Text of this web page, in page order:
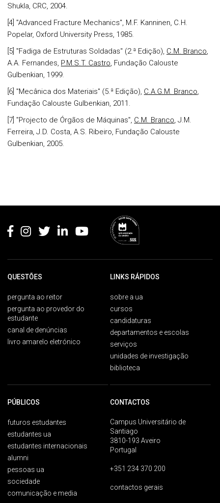
Shukla, CRC, 2004.
[4] "Advanced Fracture Mechanics", M.F. Kanninen, C.H.
Popelar, Oxford University Press, 1985.
[5] "Fadiga de Estruturas Soldadas" (2.ª Edição), C.M. Branco,
A.A. Fernandes, P.M.S.T. Castro, Fundação Calouste
Gulbenkian, 1999.
[6] "Mecânica dos Materiais" (5.ª Edição), C.A.G.M. Branco,
Fundação Calouste Gulbenkian, 2011.
[7] "Projecto de Órgãos de Máquinas", C.M. Branco, J.M.
Ferreira, J.D. Costa, A.S. Ribeiro, Fundação Calouste
Gulbenkian, 2005.
QUESTÕES
pergunta ao reitor
pergunta ao provedor do
estudante
canal de denúncias
livro amarelo eletrónico
LINKS RÁPIDOS
sobre a ua
cursos
candidaturas
departamentos e escolas
serviços
unidades de investigação
biblioteca
PÚBLICOS
futuros estudantes
estudantes ua
estudantes internacionais
alumni
pessoas ua
sociedade
comunicação e media
CONTACTOS
Campus Universitário de
Santiago
3810-193 Aveiro
Portugal
+351 234 370 200
contactos gerais